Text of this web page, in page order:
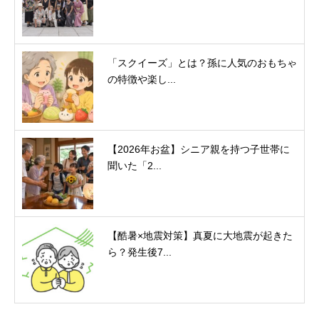
「スクイーズ」とは？孫に人気のおもちゃ
の特徴や楽し...
【2026年お盆】シニア親を持つ子世帯に
聞いた「2...
【酷暑×地震対策】真夏に大地震が起きた
ら？発生後7...